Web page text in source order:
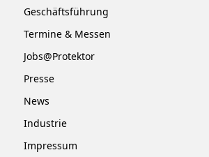
Geschäftsführung
Termine & Messen
Jobs@Protektor
Presse
News
Industrie
Impressum